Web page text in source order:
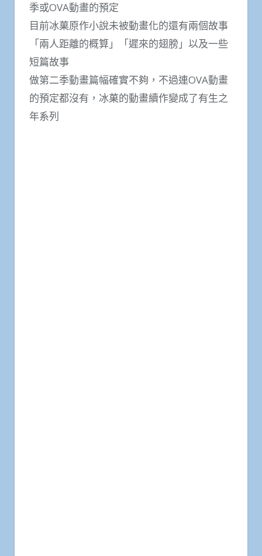
季或OVA動畫的預定
目前冰菓原作小說未被動畫化的還有兩個故事
「兩人距離的概算」「遲來的翅膀」以及一些
短篇故事
做第二季動畫篇幅確實不夠，不過連OVA動畫
的預定都沒有，冰菓的動畫續作變成了有生之
年系列